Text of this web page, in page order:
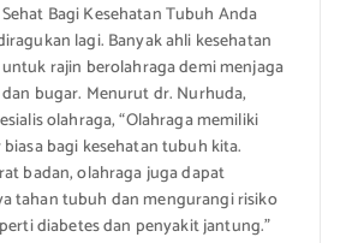
Bagi Kesehatan Tubuh Anda
lagi. Banyak ahli kesehatan
rajin berolahraga demi menjaga
bugar. Menurut dr. Nurhuda,
olahraga, “Olahraga memiliki
bagi kesehatan tubuh kita.
badan, olahraga juga dapat
tahan tubuh dan mengurangi risiko
diabetes dan penyakit jantung.”